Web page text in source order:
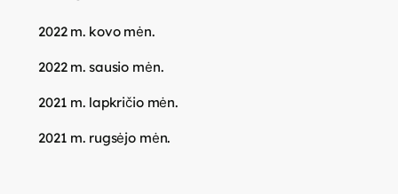
2022 m. kovo mėn.
2022 m. sausio mėn.
2021 m. lapkričio mėn.
2021 m. rugsėjo mėn.